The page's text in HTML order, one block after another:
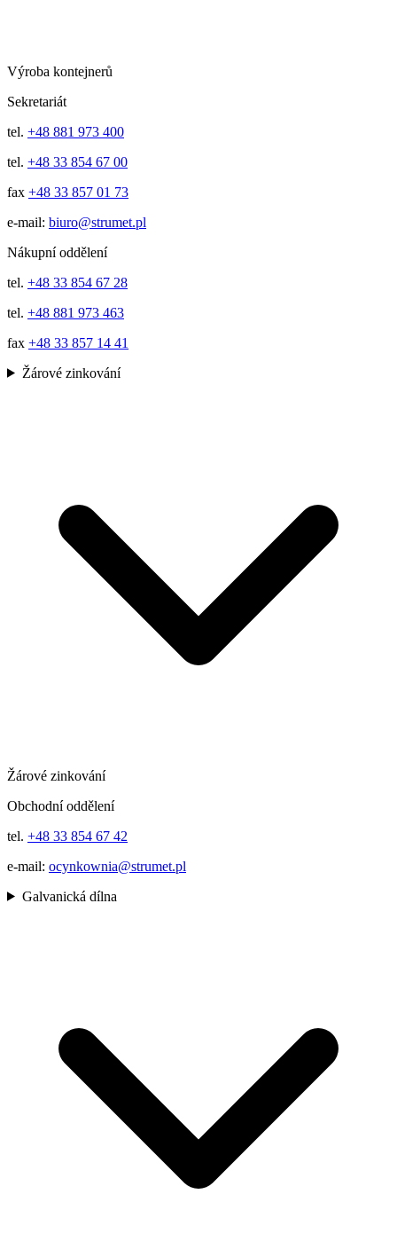
Výroba kontejnerů
Sekretariát
tel. +48 881 973 400
tel. +48 33 854 67 00
fax +48 33 857 01 73
e-mail: biuro@strumet.pl
Nákupní oddělení
tel. +48 33 854 67 28
tel. +48 881 973 463
fax +48 33 857 14 41
Žárové zinkování
Žárové zinkování
Obchodní oddělení
tel. +48 33 854 67 42
e-mail: ocynkownia@strumet.pl
Galvanická dílna